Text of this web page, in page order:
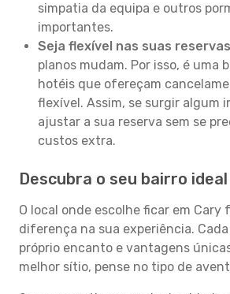
simpatia da equipa e outros
importantes.
Seja flexível nas suas
planos mudam. Por isso, é uma
hotéis que ofereçam
flexível. Assim, se surgir algum
ajustar a sua reserva sem se
custos extra.
Descubra o seu bairro
O local onde escolhe ficar em Cary
diferença na sua experiência.
próprio encanto e vantagens
melhor sítio, pense no tipo de